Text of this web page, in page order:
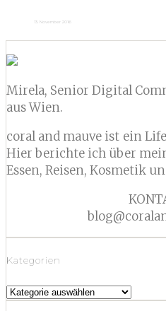
13. November 2016
Mirela, Senior Digital
aus Wien.
coral and mauve ist ein
Hier berichte ich über
Essen, Reisen, Kosmetik
Kategorien
Kategorien